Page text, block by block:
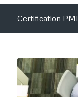
Certification